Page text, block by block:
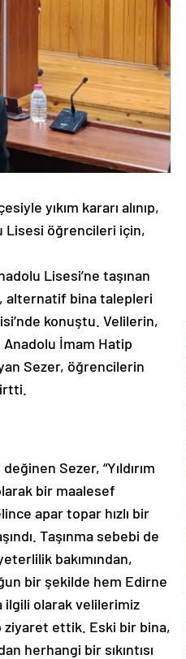
yıkım kararı alınıp,
Lisesi öğrencileri için,
Lisesi’ne taşınan
alternatif bina talepleri
konuştu. Velilerin,
İmam Hatip
Sezer, öğrencilerin
Sezer, “Yıldırım
bir maalesef
apar topar hızlı bir
Taşınma sebebi de
bakımından,
bir şekilde hem Edirne
ilgili olarak velilerimiz
ziyaret ettik. Eski bir bina,
herhangi bir sıkıntısı